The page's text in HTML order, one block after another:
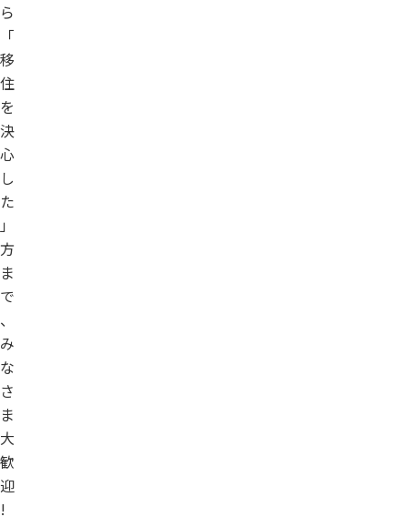
ら
「
移
住
を
決
心
し
た
」
方
ま
で
、
み
な
さ
ま
大
歓
迎
!